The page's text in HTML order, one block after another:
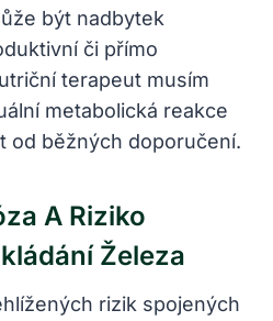
být nadbytek
či přímo
terapeut musím
metabolická reakce
od běžných doporučení.
A Riziko
Železa
rizik spojených